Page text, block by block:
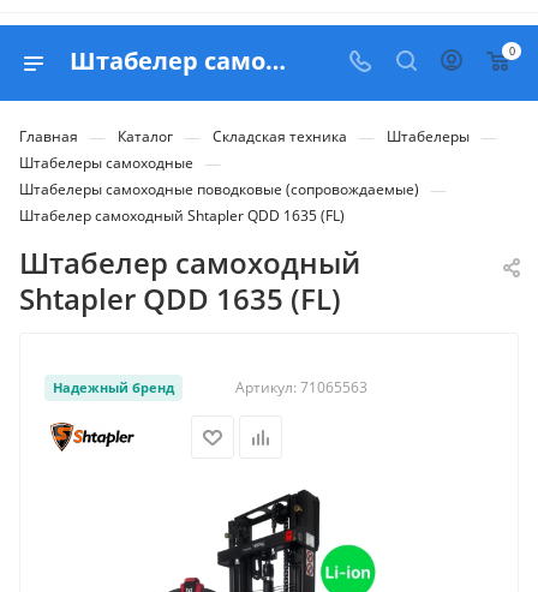
Штабелер самоходный Shtapler QDD 1635 (FL) - купить в Belapex 0
Главная — Каталог — Складская техника — Штабелеры —
Штабелеры самоходные —
Штабелеры самоходные поводковые (сопровождаемые) —
Штабелер самоходный Shtapler QDD 1635 (FL)
Штабелер самоходный
Shtapler QDD 1635 (FL)
Надежный бренд Артикул: 71065563